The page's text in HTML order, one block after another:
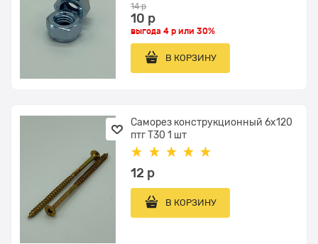
14 р
10 р
выгода4 р или30%
В КОРЗИНУ
Саморез конструкционный 6х120
птг Т30 1 шт
12 р
В КОРЗИНУ